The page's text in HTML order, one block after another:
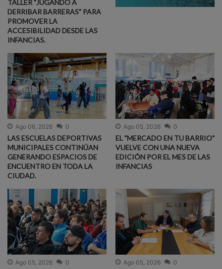
TALLER "JUGANDO A
DERRIBAR BARRERAS" PARA
PROMOVER LA
ACCESIBILIDAD DESDE LAS
INFANCIAS.
Ago 06, 2026 0
LAS ESCUELAS DEPORTIVAS
MUNICIPALES CONTINÚAN
GENERANDO ESPACIOS DE
ENCUENTRO EN TODA LA
CIUDAD.
Ago 05, 2026 0
EL "MERCADO EN TU BARRIO"
VUELVE CON UNA NUEVA
EDICIÓN POR EL MES DE LAS
INFANCIAS
Ago 05, 2026 0 Ago 05, 2026 0